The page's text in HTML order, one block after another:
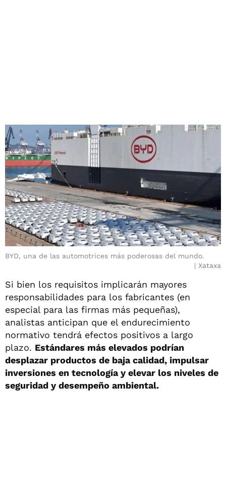
BYD, una de las automotrices más poderosas del mundo.
Xataxa
Si bien los requisitos implicarán mayores
responsabilidades para los fabricantes (en
especial para las firmas más pequeñas),
analistas anticipan que el endurecimiento
normativo tendrá efectos positivos a largo
plazo. Estándares más elevados podrían
desplazar productos de baja calidad, impulsar
inversiones en tecnología y elevar los niveles de
seguridad y desempeño ambiental.